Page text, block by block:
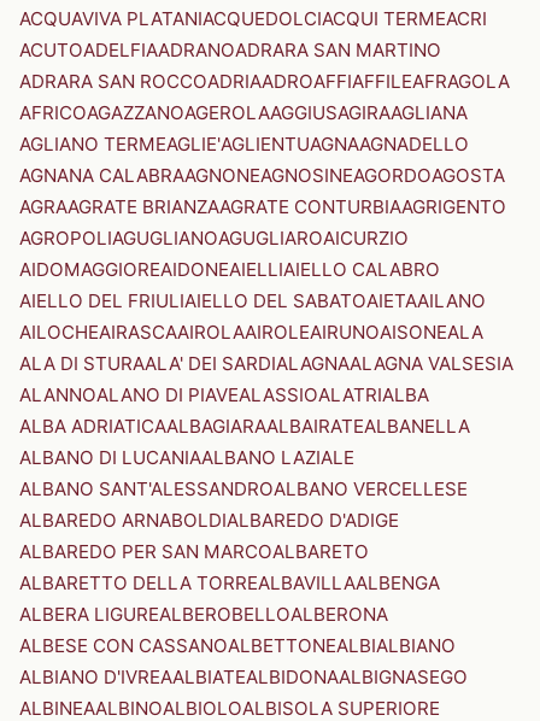
ACQUAVIVA PLATANIACQUEDOLCIACQUI TERMEACRI
ACUTOADELFIAADRANOADRARA SAN MARTINO
ADRARA SAN ROCCOADRIAADROAFFIAFFILEAFRAGOLA
AFRICOAGAZZANOAGEROLAAGGIUSAGIRAAGLIANA
AGLIANO TERMEAGLIE'AGLIENTUAGNAAGNADELLO
AGNANA CALABRAAGNONEAGNOSINEAGORDOAGOSTA
AGRAAGRATE BRIANZAAGRATE CONTURBIAAGRIGENTO
AGROPOLIAGUGLIANOAGUGLIAROAICURZIO
AIDOMAGGIOREAIDONEAIELLIAIELLO CALABRO
AIELLO DEL FRIULIAIELLO DEL SABATOAIETAAILANO
AILOCHEAIRASCAAIROLAAIROLEAIRUNOAISONEALA
ALA DI STURAALA' DEI SARDIALAGNAALAGNA VALSESIA
ALANNOALANO DI PIAVEALASSIOALATRIALBA
ALBA ADRIATICAALBAGIARAALBAIRATEALBANELLA
ALBANO DI LUCANIAALBANO LAZIALE
ALBANO SANT'ALESSANDROALBANO VERCELLESE
ALBAREDO ARNABOLDIALBAREDO D'ADIGE
ALBAREDO PER SAN MARCOALBARETO
ALBARETTO DELLA TORREALBAVILLAALBENGA
ALBERA LIGUREALBEROBELLOALBERONA
ALBESE CON CASSANOALBETTONEALBIALBIANO
ALBIANO D'IVREAALBIATEALBIDONAALBIGNASEGO
ALBINEAALBINOALBIOLOALBISOLA SUPERIORE